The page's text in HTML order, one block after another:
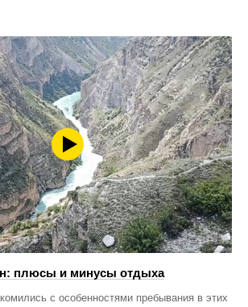
плюсы и минусы отдыха
с особенностями пребывания в этих